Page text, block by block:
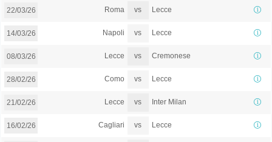
22/03/26 Roma vs Lecce
14/03/26 Napoli vs Lecce
08/03/26 Lecce vs Cremonese
28/02/26 Como vs Lecce
21/02/26 Lecce vs Inter Milan
16/02/26 Cagliari vs Lecce